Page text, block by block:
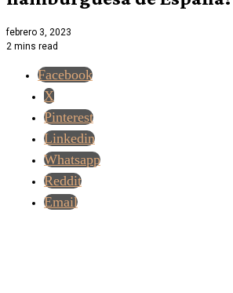
febrero 3, 2023
2 mins read
Facebook
X
Pinterest
Linkedin
Whatsapp
Reddit
Email